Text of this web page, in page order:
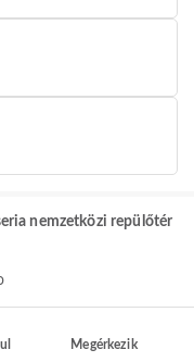
nemzetközi repülőtér
Megérkezik